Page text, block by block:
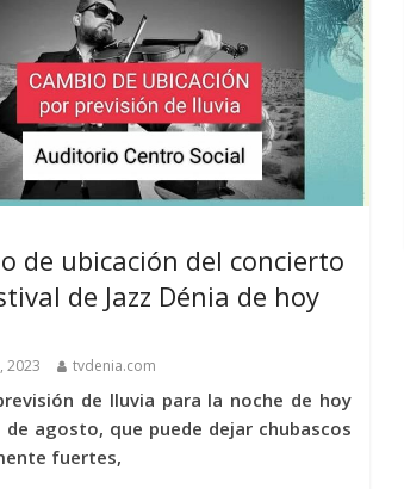
de ubicación del concierto
de Jazz Dénia de hoy
2023 tvdenia.com
de lluvia para la noche de hoy
de agosto, que puede dejar chubascos
fuertes,